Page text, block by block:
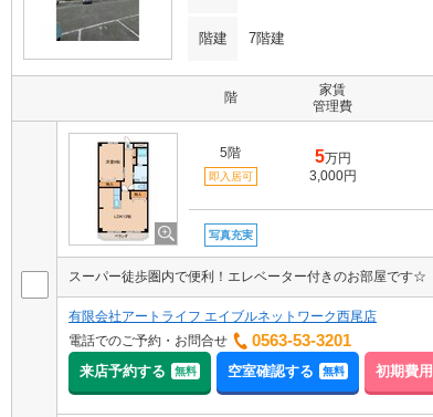
階建 7階建
階
家賃
管理費
5階
即入居可
5万円
3,000円
写真充実
スーパー徒歩圏内で便利！エレベーター付きのお部屋です☆
有限会社アートライフ エイブルネットワーク西尾店
電話でのご予約・お問合せ
0563-53-3201
来店予約する 無料 空室確認する 無料 初期費